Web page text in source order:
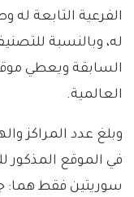
الفرعية التابعة له
له، وبالنسبة
السابقة ويعطي
العالمية.
وبلغ عدد المراكز
سوريتين فقط